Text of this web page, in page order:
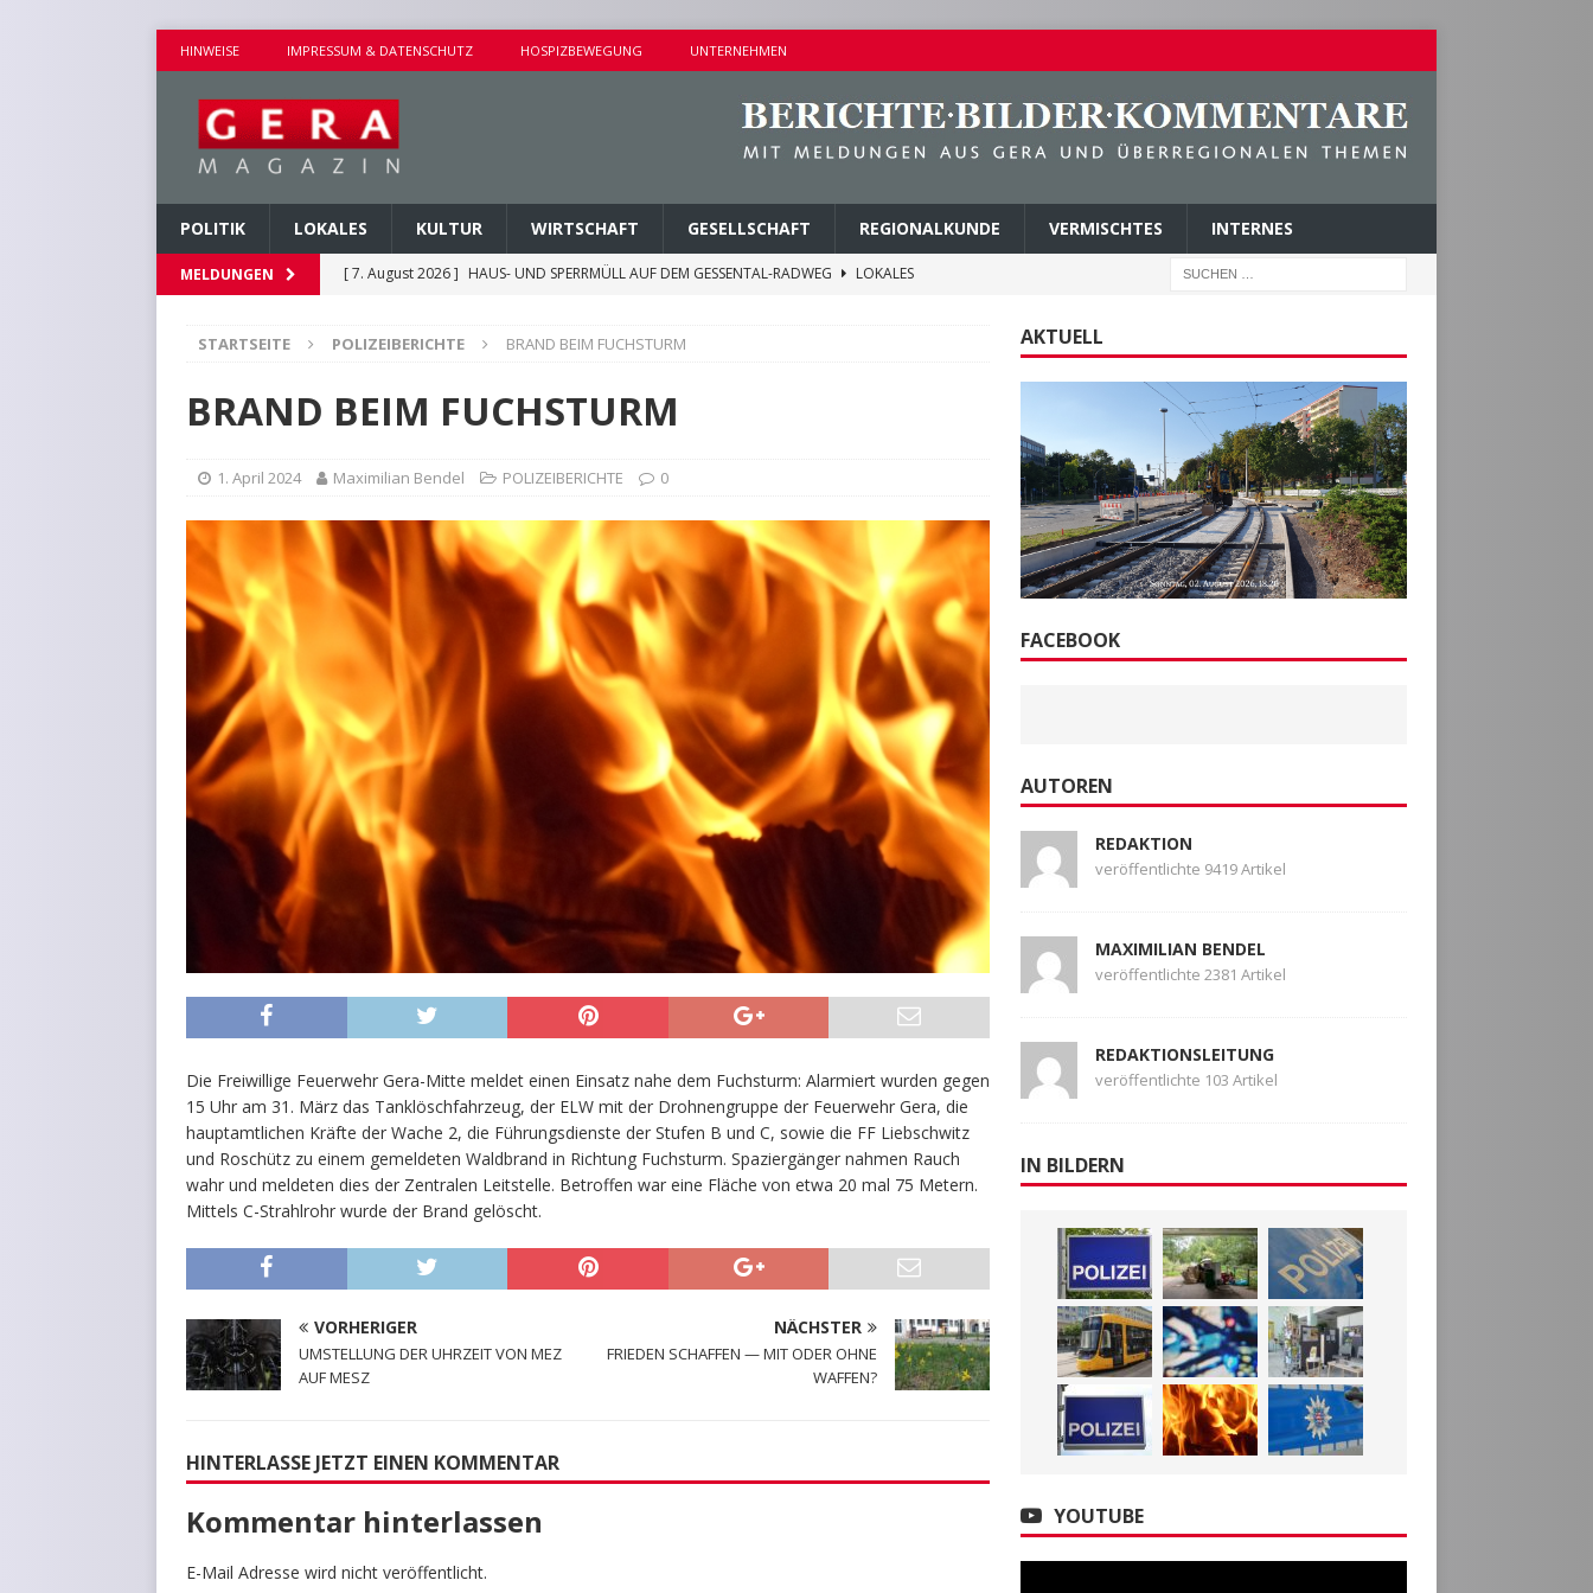
HINWEISE IMPRESSUM & DATENSCHUTZ HOSPIZBEWEGUNG UNTERNEHMEN
POLITIK LOKALES KULTUR WIRTSCHAFT GESELLSCHAFT REGIONALKUNDE VERMISCHTES INTERNES
MELDUNGEN [ 7. August 2026 ] HAUS- UND SPERRMÜLL AUF DEM GESSENTAL-RADWEG
LOKALES
[ 7. August 2026 ]
NEUE FAHRPREISE SEIT 1. AUGUST 2026
[ 7. August 2026 ] KEINE WEITEREN DETAILS BEKANNT
STARTSEITE POLIZEIBERICHTE BRAND BEIM FUCHSTURM
BRAND BEIM FUCHSTURM
1. April 2024 Maximilian Bendel POLIZEIBERICHTE 0
Die Freiwillige Feuerwehr Gera-Mitte meldet einen Einsatz nahe dem Fuchsturm: Alarmiert wurden gegen
15 Uhr am 31. März das Tanklöschfahrzeug, der ELW mit der Drohnengruppe der Feuerwehr Gera, die
hauptamtlichen Kräfte der Wache 2, die Führungsdienste der Stufen B und C, sowie die FF Liebschwitz
und Roschütz zu einem gemeldeten Waldbrand in Richtung Fuchsturm. Spaziergänger nahmen Rauch
wahr und meldeten dies der Zentralen Leitstelle. Betroffen war eine Fläche von etwa 20 mal 75 Metern.
Mittels C-Strahlrohr wurde der Brand gelöscht.
VORHERIGER
UMSTELLUNG DER UHRZEIT VON MEZ
AUF MESZ
NÄCHSTER
FRIEDEN SCHAFFEN — MIT ODER OHNE
WAFFEN?
HINTERLASSE JETZT EINEN KOMMENTAR
Kommentar hinterlassen
E-Mail Adresse wird nicht veröffentlicht.
AKTUELL
FACEBOOK
AUTOREN
REDAKTION
veröffentlichte 9419 Artikel
MAXIMILIAN BENDEL
veröffentlichte 2381 Artikel
REDAKTIONSLEITUNG
veröffentlichte 103 Artikel
IN BILDERN
YOUTUBE